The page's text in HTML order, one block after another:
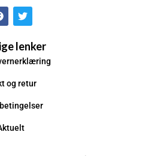
lenker
og retur